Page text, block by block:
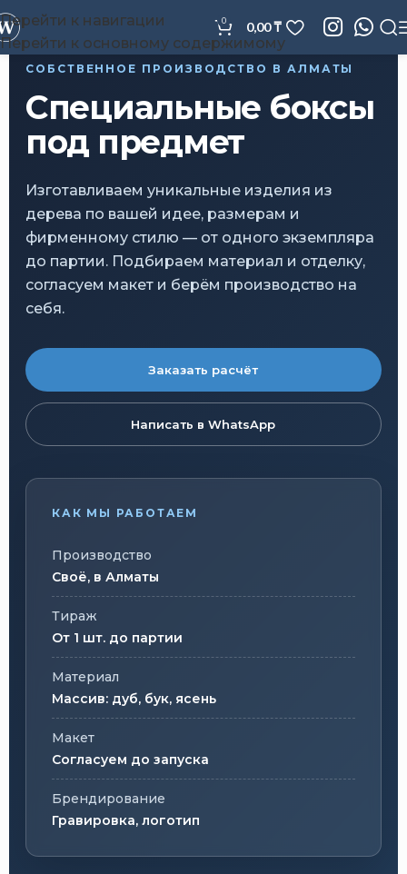
Перейти к навигации
Перейти к основному содержимому
0 0,00₸
СОБСТВЕННОЕ ПРОИЗВОДСТВО В АЛМАТЫ
Специальные боксы
под предмет
Изготавливаем уникальные изделия из
дерева по вашей идее, размерам и
фирменному стилю — от одного экземпляра
до партии. Подбираем материал и отделку,
согласуем макет и берём производство на
себя.
Заказать расчёт
Написать в WhatsApp
КАК МЫ РАБОТАЕМ
Производство
Своё, в Алматы
Тираж
От 1 шт. до партии
Материал
Массив: дуб, бук, ясень
Макет
Согласуем до запуска
Брендирование
Гравировка, логотип